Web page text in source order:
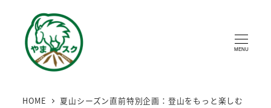
MENU
HOME
夏山シーズン直前特別企画：登山をもっと楽しむ